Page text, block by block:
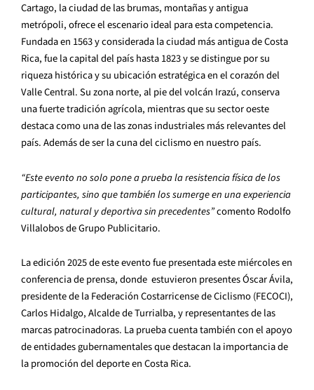
Cartago, la ciudad de las brumas, montañas y antigua
metrópoli, ofrece el escenario ideal para esta competencia.
Fundada en 1563 y considerada la ciudad más antigua de Costa
Rica, fue la capital del país hasta 1823 y se distingue por su
riqueza histórica y su ubicación estratégica en el corazón del
Valle Central. Su zona norte, al pie del volcán Irazú, conserva
una fuerte tradición agrícola, mientras que su sector oeste
destaca como una de las zonas industriales más relevantes del
país. Además de ser la cuna del ciclismo en nuestro país.
“Este evento no solo pone a prueba la resistencia física de los
participantes, sino que también los sumerge en una experiencia
cultural, natural y deportiva sin precedentes”comento Rodolfo
Villalobos de Grupo Publicitario.
La edición 2025 de este evento fue presentada este miércoles en
conferencia de prensa, donde estuvieron presentes Óscar Ávila,
presidente de la Federación Costarricense de Ciclismo (FECOCI),
Carlos Hidalgo, Alcalde de Turrialba, y representantes de las
marcas patrocinadoras. La prueba cuenta también con el apoyo
de entidades gubernamentales que destacan la importancia de
la promoción del deporte en Costa Rica.